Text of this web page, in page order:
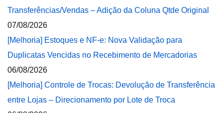
Transferências/Vendas – Adição da Coluna Qtde Original
07/08/2026
[Melhoria] Estoques e NF-e: Nova Validação para
Duplicatas Vencidas no Recebimento de Mercadorias
06/08/2026
[Melhoria] Controle de Trocas: Devolução de Transferência
entre Lojas – Direcionamento por Lote de Troca